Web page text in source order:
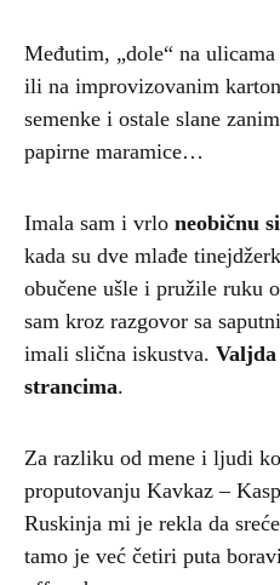
Međutim, „dole“ na
ili na improvizovanim
semenke i ostale slane
papirne maramice…
Imala sam i vrlo neobičnu
kada su dve mlađe
obučene ušle i pružile ruku
sam kroz razgovor sa
imali slična iskustva. Valjda
strancima.
Za razliku od mene i ljudi
proputovanju Kavkaz –
Ruskinja mi je rekla da
tamo je već četiri puta